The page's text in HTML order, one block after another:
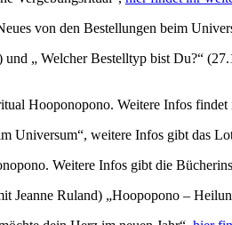
von den Bestellungen beim
„ Welcher Bestelltyp bist Du?“
Hooponopono. Weitere Infos
Universum“, weitere Infos gibt das
Weitere Infos gibt die
Jeanne Ruland) „Hoopopono –